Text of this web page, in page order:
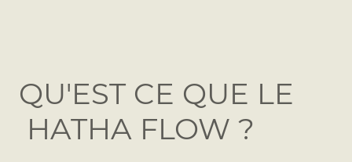
QU'EST CE QUE LE
HATHA FLOW ?